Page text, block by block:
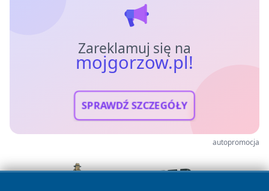
Zareklamuj się na
mojgorzow.pl!
SPRAWDŹ SZCZEGÓŁY
autopromocja